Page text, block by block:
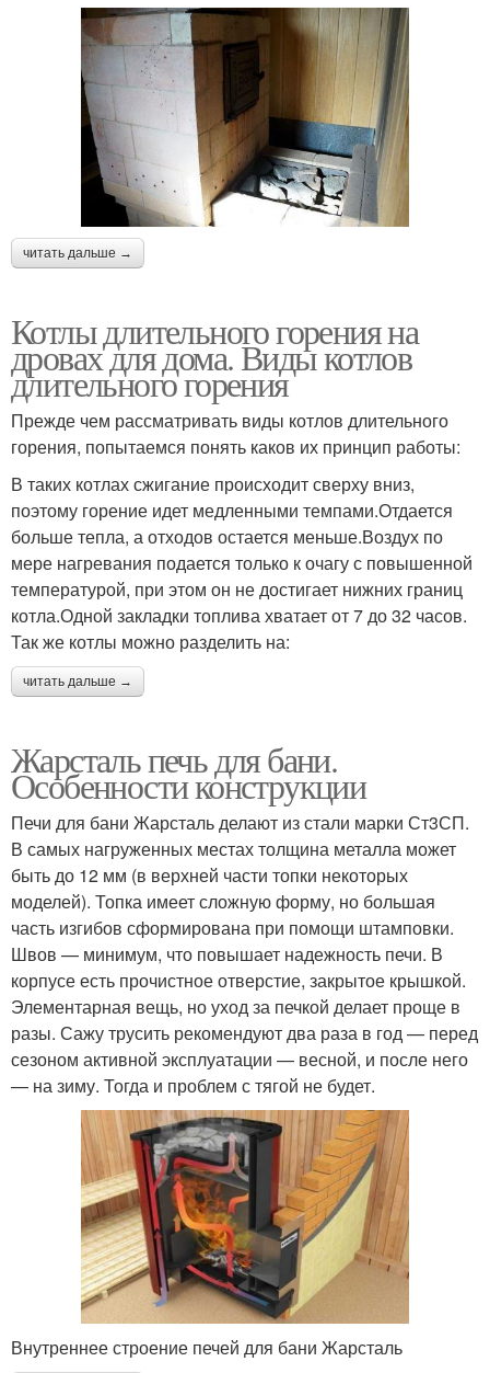
читать дальше →
Котлы длительного горения на
дровах для дома. Виды котлов
длительного горения
Прежде чем рассматривать виды котлов длительного
горения, попытаемся понять каков их принцип работы:
В таких котлах сжигание происходит сверху вниз,
поэтому горение идет медленными темпами.Отдается
больше тепла, а отходов остается меньше.Воздух по
мере нагревания подается только к очагу с повышенной
температурой, при этом он не достигает нижних границ
котла.Одной закладки топлива хватает от 7 до 32 часов.
Так же котлы можно разделить на:
читать дальше →
Жарсталь печь для бани.
Особенности конструкции
Печи для бани Жарсталь делают из стали марки Ст3СП.
В самых нагруженных местах толщина металла может
быть до 12 мм (в верхней части топки некоторых
моделей). Топка имеет сложную форму, но большая
часть изгибов сформирована при помощи штамповки.
Швов — минимум, что повышает надежность печи. В
корпусе есть прочистное отверстие, закрытое крышкой.
Элементарная вещь, но уход за печкой делает проще в
разы. Сажу трусить рекомендуют два раза в год — перед
сезоном активной эксплуатации — весной, и после него
— на зиму. Тогда и проблем с тягой не будет.
Внутреннее строение печей для бани Жарсталь